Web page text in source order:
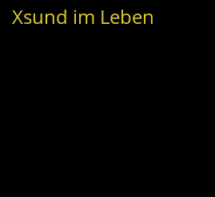
Xsund im Leben